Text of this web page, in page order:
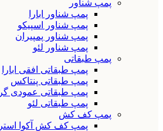
پمپ شناور
پمپ شناور ابارا
پمپ شناور اسپیکو
پمپ شناور پمپیران
پمپ شناور لئو
پمپ طبقاتی
پمپ طبقاتی افقی ابارا
پمپ طبقاتی پنتاکس
پمپ طبقاتی عمودی
پمپ طبقاتی لئو
پمپ کف کش
پمپ کف کش آکوا